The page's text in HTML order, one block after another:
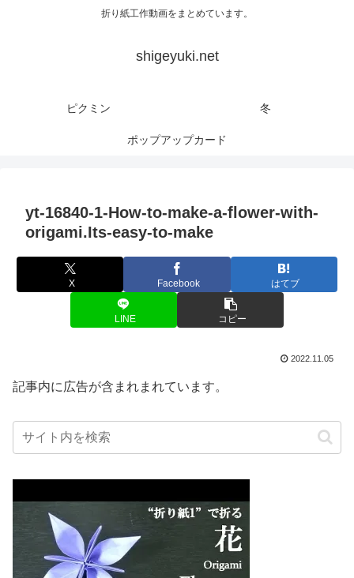
折り紙工作動画をまとめています。
shigeyuki.net
ピクミン 冬
ポップアップカード
yt-16840-1-How-to-make-a-flower-with-
origami.Its-easy-to-make
X Facebook はてブ
LINE コピー
2022.11.05
記事内に広告が含まれまれています。